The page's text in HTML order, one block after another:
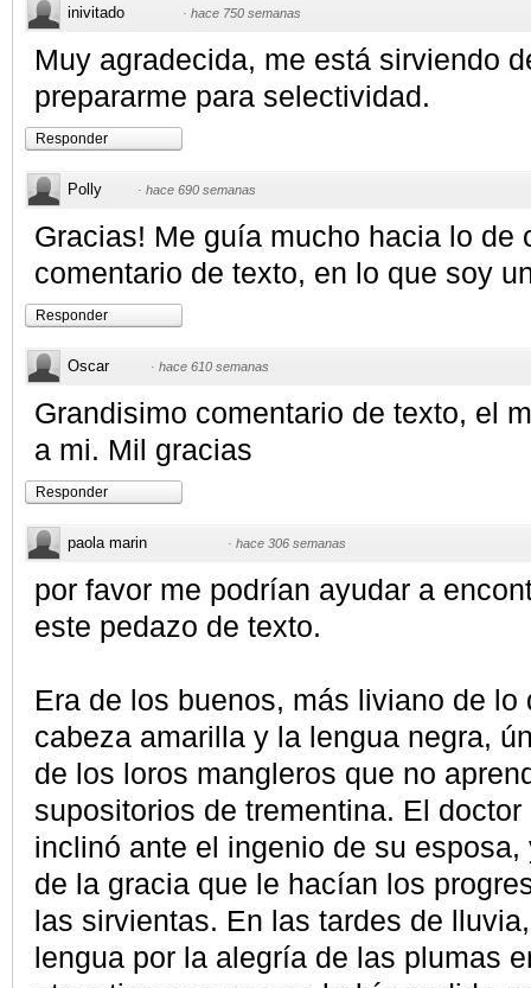
inivitado · hace 750 semanas
Muy agradecida, me está sirviendo
prepararme para selectividad.
Responder
Polly · hace 690 semanas
Gracias! Me guía mucho hacia lo de
comentario de texto, en lo que soy
Responder
Oscar · hace 610 semanas
Grandisimo comentario de texto, el
a mi. Mil gracias
Responder
paola marin · hace 306 semanas
por favor me podrían ayudar a
este pedazo de texto.
Era de los buenos, más liviano de
cabeza amarilla y la lengua negra,
de los loros mangleros que no
supositorios de trementina. El
inclinó ante el ingenio de su
de la gracia que le hacían los
las sirvientas. En las tardes de
lengua por la alegría de las plumas